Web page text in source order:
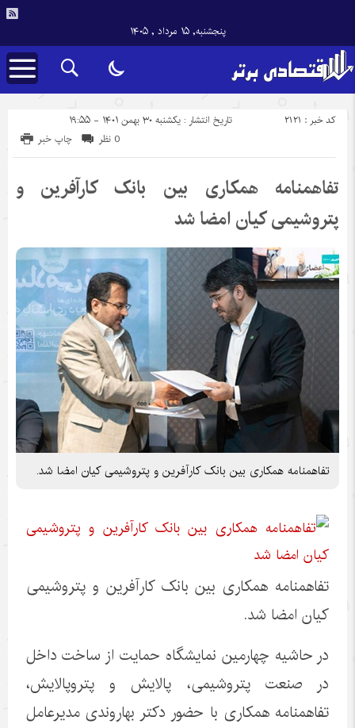
پنجشنبه, ۱۵ مرداد , ۱۴۰۵
تاریخ انتشار : یکشنبه ۳۰ بهمن ۱۴۰۱ - ۱۹:۵۵ کد خبر : 2121
چاپ خبر 0 نظر
تفاهمنامه همکاری بین بانک کارآفرین و
پتروشیمی کیان امضا شد
تفاهمنامه همکاری بین بانک کارآفرین و پتروشیمی کیان امضا شد.
تفاهمنامه همکاری بین بانک کارآفرین و پتروشیمی
کیان امضا شد.
در حاشیه چهارمین نمایشگاه حمایت از ساخت داخل
در صنعت پتروشیمی، پالایش و پتروپالایش،
تفاهمنامه همکاری با حضور دکتر بهاروندی مدیرعامل